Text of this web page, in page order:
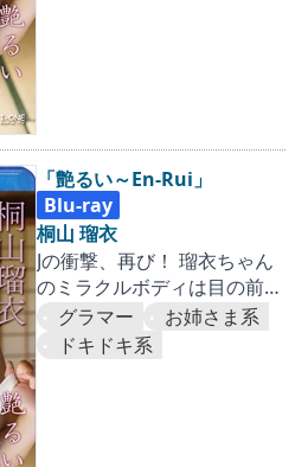
「艶るい～En-Rui」
Blu-ray
桐山 瑠衣
Jの衝撃、再び！ 瑠衣ちゃん
のミラクルボディは目の前
だ！！
グラマー
お姉さま系
ドキドキ系